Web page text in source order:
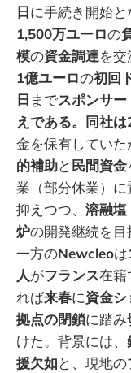
日に手続き開始
1,500万ユーロの
模の資金調達を
1億ユーロの初回
日 までスポンサ
えである。同社
金を保有してい
的補助と民間資金
業（部分休業）
抑えつつ、 溶融
炉の開発継続を目
一方のNewcleoは
人がフランス在籍
れば来春に資金シ
拠点の閉鎖に踏み
けた。背景には、
援欠如と、現地の